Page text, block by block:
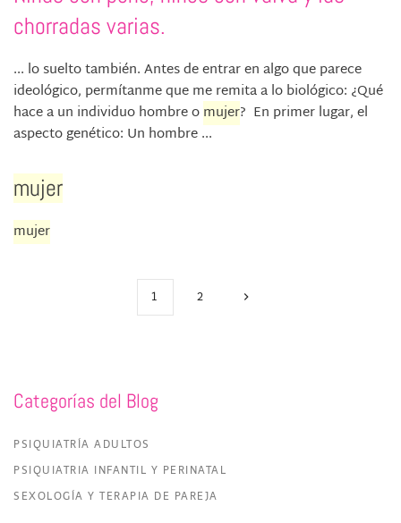
chorradas varias.
... lo suelto también. Antes de entrar en algo que parece
ideológico, permítanme que me remita a lo biológico: ¿Qué
hace a un individuo hombre omujer? En primer lugar, el
aspecto genético: Un hombre ...
mujer
mujer
1 2
Categorías del Blog
PSIQUIATRÍA ADULTOS
PSIQUIATRIA INFANTIL Y PERINATAL
SEXOLOGÍA Y TERAPIA DE PAREJA